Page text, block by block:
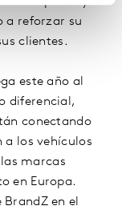
a reforzar su
clientes.
este año al
diferencial,
conectando
a los vehículos
marcas
en Europa.
en el